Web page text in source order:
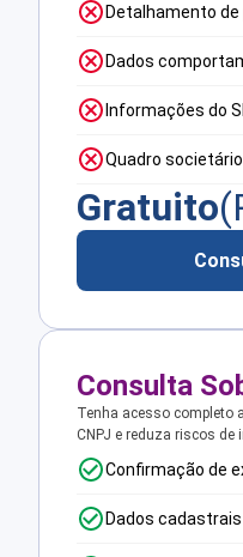
Detalhamento
Dados
Informações do
Quadro
Gratuito
Consulta
Tenha acesso completo
CNPJ e reduza riscos de
Confirmação de
Dados